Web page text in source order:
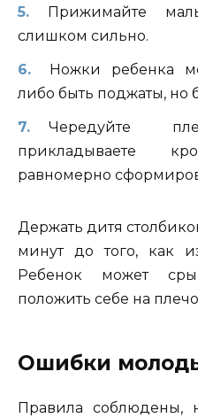
Прижимайте
слишком сильно.
Ножки ребенка
либо быть поджаты, но
Чередуйте
прикладываете
равномерно
Держать дитя
минут до того, как
Ребенок может
положить себе на
Ошибки
Правила соблюдены,